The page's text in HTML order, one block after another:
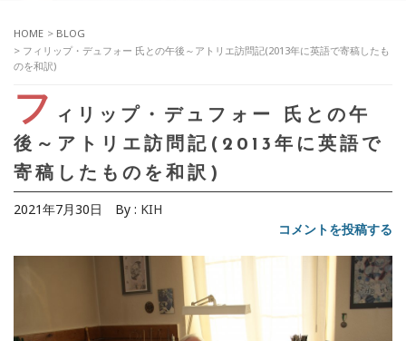
HOME > BLOG
> フィリップ・デュフォー 氏との午後～アトリエ訪問記(2013年に英語で寄稿したも
のを和訳)
フ ィリップ・デュフォー 氏との午
後～アトリエ訪問記(2013年に英語で
寄稿したものを和訳)
2021年7月30日 By : KIH
コメントを投稿する